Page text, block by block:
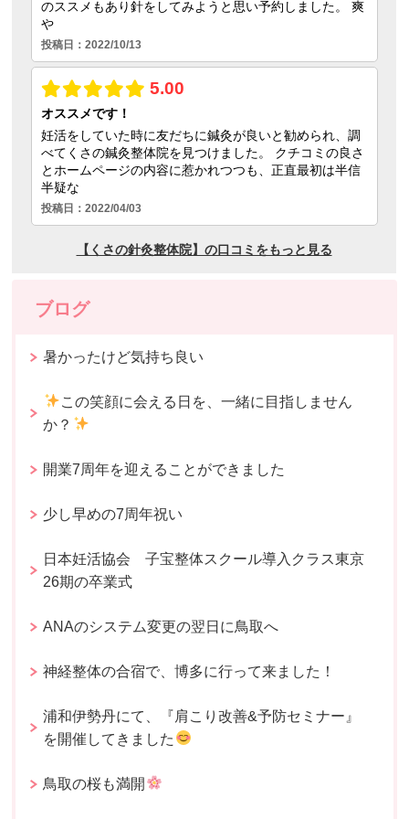
ブログ
暑かったけど気持ち良い
この笑顔に会える日を、一緒に目指しません
か？
開業7周年を迎えることができました
少し早めの7周年祝い
日本妊活協会 子宝整体スクール導入クラス東京
26期の卒業式
ANAのシステム変更の翌日に鳥取へ
神経整体の合宿で、博多に行って来ました！
浦和伊勢丹にて、『肩こり改善&予防セミナー』
を開催してきました
鳥取の桜も満開